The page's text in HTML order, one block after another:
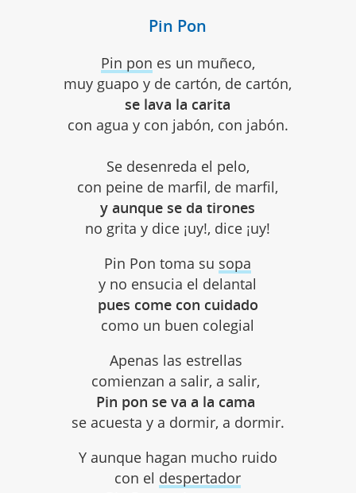
Pin Pon
Pin pon es un muñeco,
muy guapo y de cartón, de cartón,
se lava la carita
con agua y con jabón, con jabón.
Se desenreda el pelo,
con peine de marfil, de marfil,
y aunque se da tirones
no grita y dice ¡uy!, dice ¡uy!
Pin Pon toma su sopa
y no ensucia el delantal
pues come con cuidado
como un buen colegial
Apenas las estrellas
comienzan a salir, a salir,
Pin pon se va a la cama
se acuesta y a dormir, a dormir.
Y aunque hagan mucho ruido
con el despertador